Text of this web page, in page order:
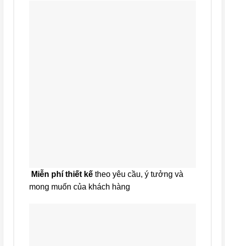
Miễn phí thiết kế theo yêu cầu, ý tưởng và
mong muốn của khách hàng